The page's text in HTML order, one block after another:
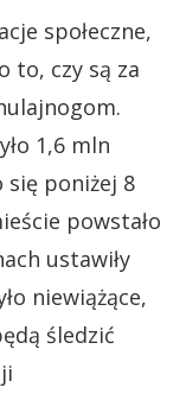
społeczne,
to, czy są za
1,6 mln
się poniżej 8
powstało
ustawiły
niewiążące,
śledzić